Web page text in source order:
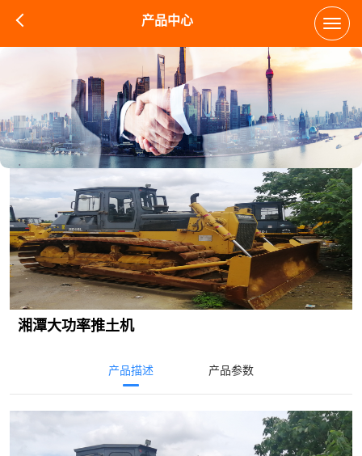
产品中心
湘潭大功率推土机
产品描述 产品参数